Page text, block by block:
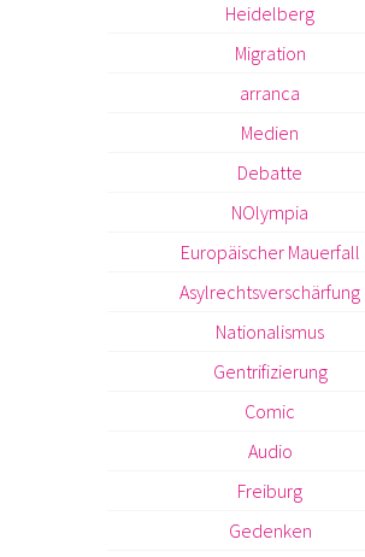
Heidelberg
Migration
arranca
Medien
Debatte
NOlympia
Europäischer Mauerfall
Asylrechtsverschärfung
Nationalismus
Gentrifizierung
Comic
Audio
Freiburg
Gedenken